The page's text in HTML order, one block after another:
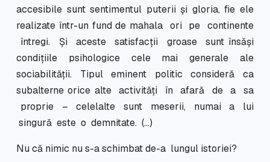
accesibile sunt sentimentul puterii şi gloria, fie ele
realizate într-un fund de mahala ori pe continente
întregi. Şi aceste satisfacţii groase sunt însăşi
condiţiile psihologice cele mai generale ale
sociabilităţii. Tipul eminent politic consideră ca
subalterne orice alte activităţi în afară de a sa
proprie – celelalte sunt meserii, numai a lui
singură este o demnitate. (…)
Nu că nimic nu s-a schimbat de-a lungul istoriei?